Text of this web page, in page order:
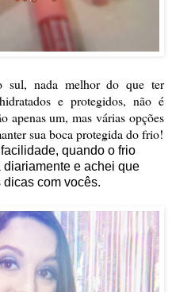
nada melhor do que ter
e protegidos, não é
apenas um, mas várias opções
sua boca protegida do frio!
quando o frio
e achei que
com vocês.